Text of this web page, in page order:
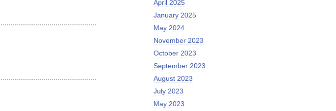
April 2025
January 2025
May 2024
November 2023
October 2023
September 2023
August 2023
July 2023
May 2023